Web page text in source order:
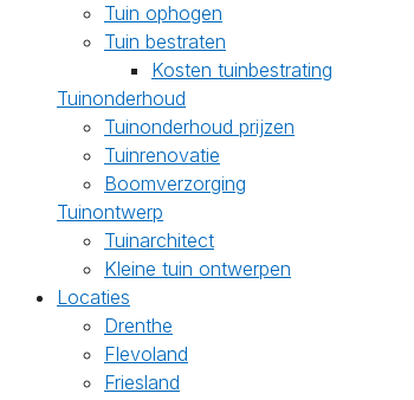
Tuin ophogen
Tuin bestraten
Kosten tuinbestrating
Tuinonderhoud
Tuinonderhoud prijzen
Tuinrenovatie
Boomverzorging
Tuinontwerp
Tuinarchitect
Kleine tuin ontwerpen
Locaties
Drenthe
Flevoland
Friesland